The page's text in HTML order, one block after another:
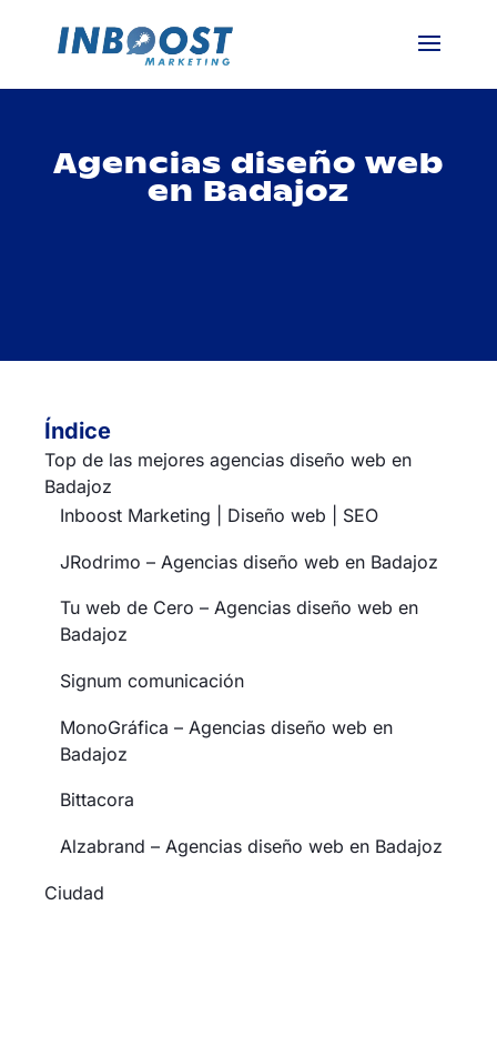
Agencias diseño web
en Badajoz
Índice
Top de las mejores agencias diseño web en
Badajoz
Inboost Marketing | Diseño web | SEO
JRodrimo – Agencias diseño web en Badajoz
Tu web de Cero – Agencias diseño web en
Badajoz
Signum comunicación
MonoGráfica – Agencias diseño web en
Badajoz
Bittacora
Alzabrand – Agencias diseño web en Badajoz
Ciudad